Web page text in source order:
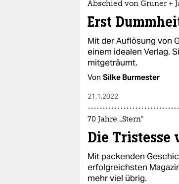
Abschied von Gruner +
Erst
Mit der Auflösung von
einem idealen Verlag.
mitgeträumt.
Von Silke Burmester
21.1.2022
70 Jahre „Stern“
Die Tristesse
Mit packenden
erfolgreichsten
mehr viel übrig.